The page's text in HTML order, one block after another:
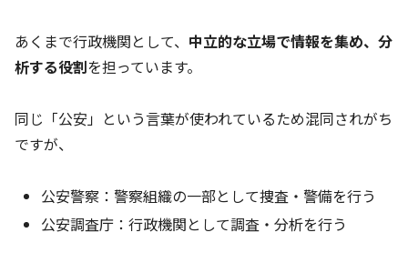
あくまで行政機関として、 中立的な立場で情報を集め、分
析する役割を担っています。
同じ「公安」という言葉が使われているため混同されがち
ですが、
公安警察：警察組織の一部として捜査・警備を行う
公安調査庁：行政機関として調査・分析を行う